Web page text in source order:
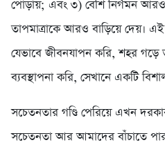
পোড়ায়; এবং ৩) বেশি নির্গমন
তাপমাত্রাকে আরও বাড়িয়ে দেয়।
যেভাবে জীবনযাপন করি, শহর
ব্যবস্থাপনা করি, সেখানে একটি
সচেতনতার গণ্ডি পেরিয়ে এখন
সচেতনতা আর আমাদের বাঁচাতে